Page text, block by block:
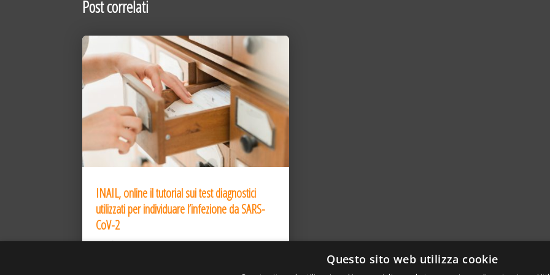
Post correlati
INAIL, online il tutorial sui test diagnostici
utilizzati per individuare l’infezione da SARS-
CoV-2
31 Dic 2020
Questo sito web utilizza cookie